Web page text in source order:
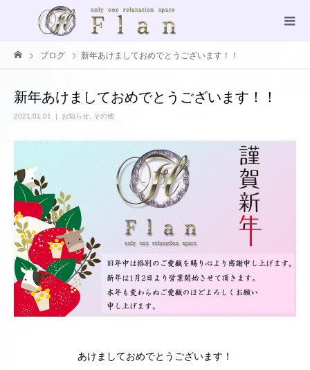
ブログ 新年あけましておめでとうございます！！
新年あけましておめでとうございます！！
2021.01.01 お知らせ その他
あけましておめでとうございます！